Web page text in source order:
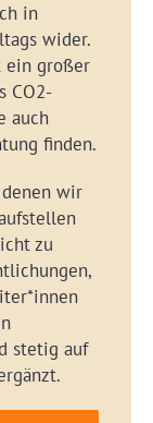
in
wider.
ein großer
CO2-
auch
finden.
wir
zu
stetig auf